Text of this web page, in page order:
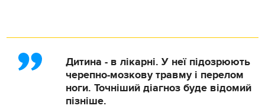
Дитина - в лікарні. У неї підозрюють
черепно-мозкову травму і перелом
ноги. Точніший діагноз буде відомий
пізніше.